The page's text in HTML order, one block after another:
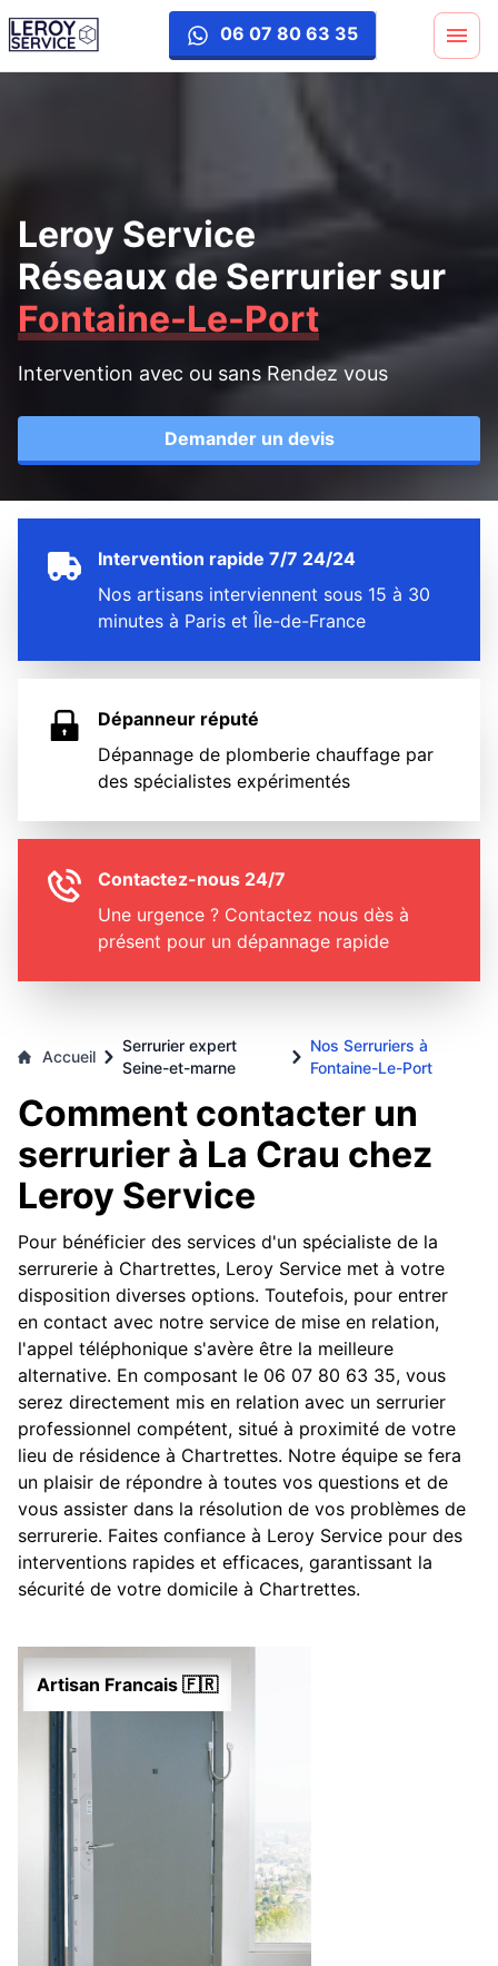
06 07 80 63 35
Leroy Service
Réseaux de Serrurier sur
Fontaine-Le-Port
Intervention avec ou sans Rendez vous
Demander un devis
Intervention rapide 7/7 24/24
Nos artisans interviennent sous 15 à 30
minutes à Paris et Île-de-France
Dépanneur réputé
Dépannage de plomberie chauffage par
des spécialistes expérimentés
Contactez-nous 24/7
Une urgence ? Contactez nous dès à
présent pour un dépannage rapide
Accueil
Serrurier expert
Seine-et-marne
Nos Serruriers à
Fontaine-Le-Port
Comment contacter un
serrurier à La Crau chez
Leroy Service
Pour bénéficier des services d'un spécialiste de la
serrurerie à Chartrettes, Leroy Service met à votre
disposition diverses options. Toutefois, pour entrer
en contact avec notre service de mise en relation,
l'appel téléphonique s'avère être la meilleure
alternative. En composant le 06 07 80 63 35, vous
serez directement mis en relation avec un serrurier
professionnel compétent, situé à proximité de votre
lieu de résidence à Chartrettes. Notre équipe se fera
un plaisir de répondre à toutes vos questions et de
vous assister dans la résolution de vos problèmes de
serrurerie. Faites confiance à Leroy Service pour des
interventions rapides et efficaces, garantissant la
sécurité de votre domicile à Chartrettes.
Artisan Francais 🇫🇷